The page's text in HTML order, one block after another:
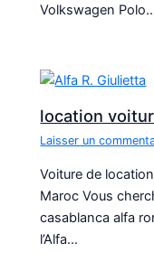
Volkswagen
location
Laisser un
Voiture de
Maroc Vous
casablanca alfa
l’Alfa…